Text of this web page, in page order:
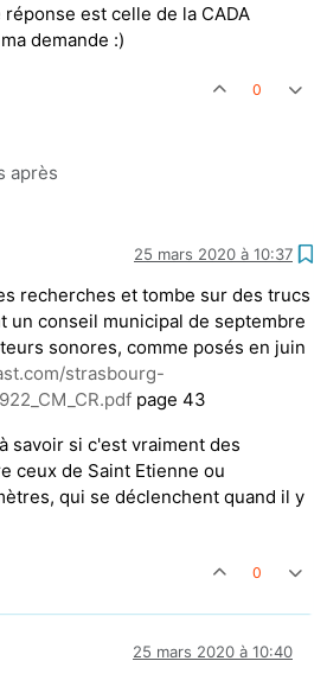
est celle de la CADA
demande :)
0
après
25 mars 2020 à 10:37
recherches et tombe sur des trucs
un conseil municipal de septembre
sonores, comme posés en juin
strasbourg-
page 43
savoir si c'est vraiment des
ceux de Saint Etienne ou
qui se déclenchent quand il y
0
25 mars 2020 à 10:40